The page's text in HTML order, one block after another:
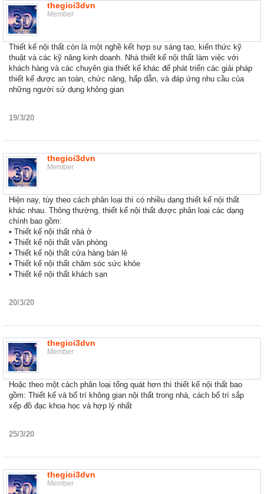
thegioi3dvn
Member
Thiết kế nội thất còn là một nghề kết hợp sự sáng tạo, kiến thức kỹ
thuật và các kỹ năng kinh doanh. Nhà thiết kế nội thất làm việc với
khách hàng và các chuyên gia thiết kế khác để phát triển các giải pháp
thiết kế được an toàn, chức năng, hấp dẫn, và đáp ứng nhu cầu của
những người sử dụng không gian
19/3/20
thegioi3dvn
Member
Hiện nay, tùy theo cách phân loại thì có nhiều dạng thiết kế nội thất
khác nhau. Thông thường, thiết kế nội thất được phân loại các dạng
chính bao gồm:
• Thiết kế nội thất nhà ở
• Thiết kế nội thất văn phòng
• Thiết kế nội thất cửa hàng bán lẻ
• Thiết kế nội thất chăm sóc sức khỏe
• Thiết kế nội thất khách sạn
20/3/20
thegioi3dvn
Member
Hoặc theo một cách phân loại tổng quát hơn thì thiết kế nội thất bao
gồm: Thiết kế và bố trí không gian nội thất trong nhà, cách bố trí sắp
xếp đồ đạc khoa học và hợp lý nhất
25/3/20
thegioi3dvn
Member